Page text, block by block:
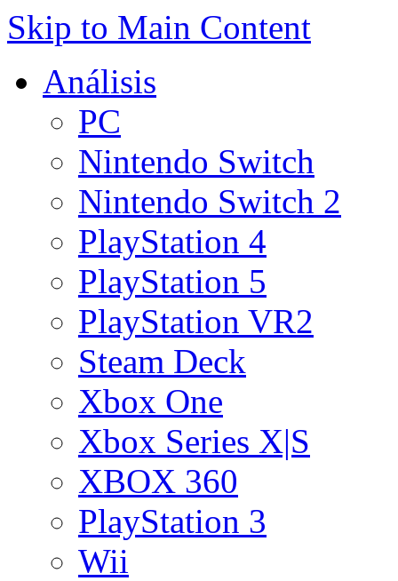
Skip to Main Content
Análisis
PC
Nintendo Switch
Nintendo Switch 2
PlayStation 4
PlayStation 5
PlayStation VR2
Steam Deck
Xbox One
Xbox Series X|S
XBOX 360
PlayStation 3
Wii